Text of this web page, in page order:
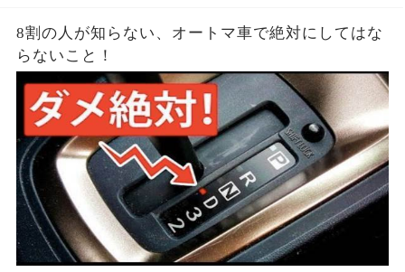
8割の人が知らない、オートマ車で絶対にしてはな
らないこと！